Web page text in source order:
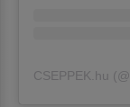
CSEPPEK.hu (@